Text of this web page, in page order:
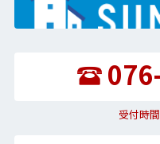
受付時